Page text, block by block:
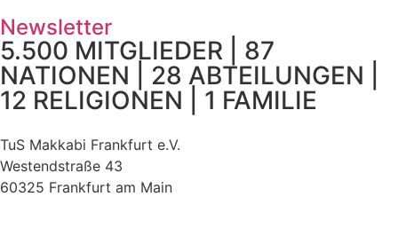
Newsletter
5.500 MITGLIEDER | 87
NATIONEN | 28 ABTEILUNGEN |
12 RELIGIONEN | 1 FAMILIE
TuS Makkabi Frankfurt e.V.
Westendstraße 43
60325 Frankfurt am Main